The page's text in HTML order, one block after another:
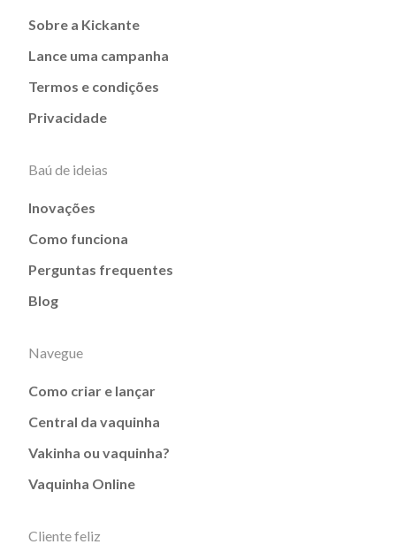
Sobre a Kickante
Lance uma campanha
Termos e condições
Privacidade
Baú de ideias
Inovações
Como funciona
Perguntas frequentes
Blog
Navegue
Como criar e lançar
Central da vaquinha
Vakinha ou vaquinha?
Vaquinha Online
Cliente feliz